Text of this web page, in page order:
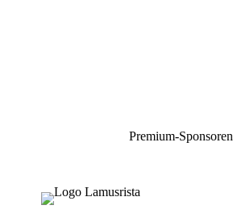
Premium-Sponsoren